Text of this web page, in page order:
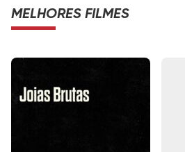
MELHORES FILMES